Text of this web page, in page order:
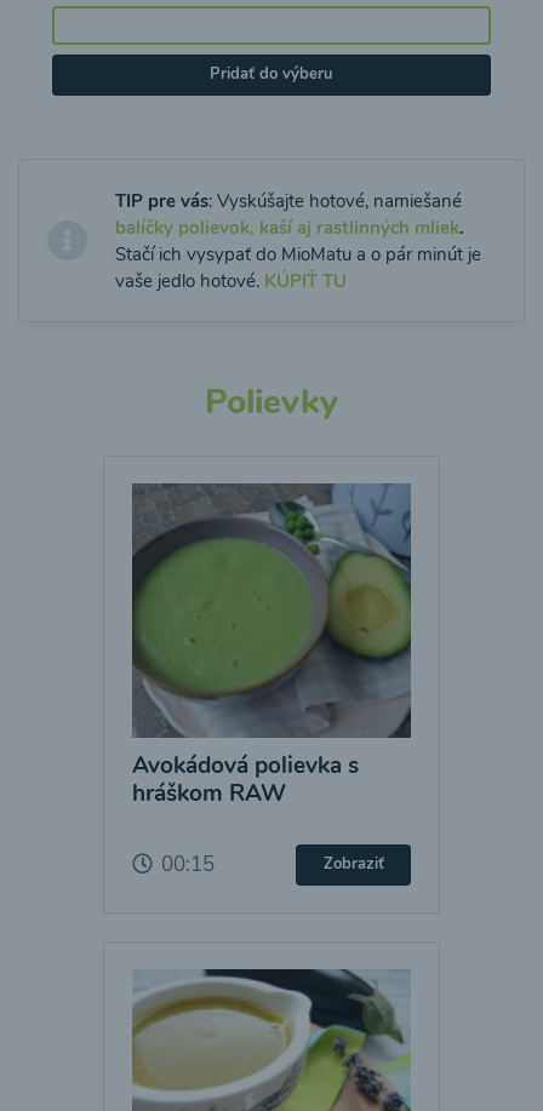
Pridať do výberu
TIP pre vás: Vyskúšajte hotové, namiešané
balíčky polievok, kaší aj rastlinných mliek.
Stačí ich vysypať do MioMatu a o pár minút je
vaše jedlo hotové. KÚPIŤ TU
Polievky
Avokádová polievka s
hráškom RAW
00:15 Zobraziť